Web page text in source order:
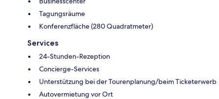
Tagungsräume
Konferenzfläche (280 Quadratmeter)
Services
24-Stunden-Rezeption
Concierge-Services
Unterstützung bei der Tourenplanung/beim Ticketerwerb
Autovermietung vor Ort